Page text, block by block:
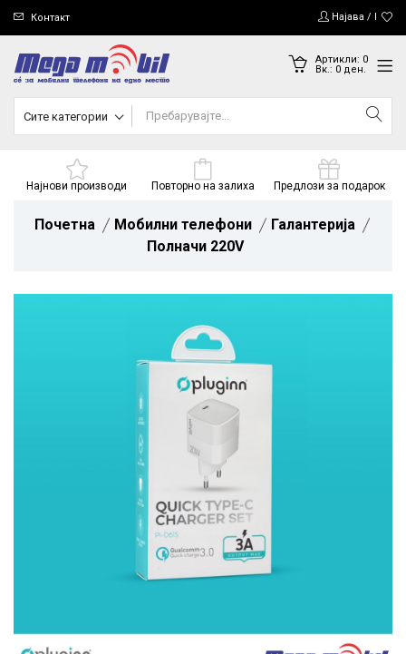
Контакт Најава /
Артикли: 0
Вк.: 0ден.
Сите категории
Најнови производи Повторно на залиха Предлози за подарок
Почетна Мобилни телефони
Галантерија
Полначи 220V